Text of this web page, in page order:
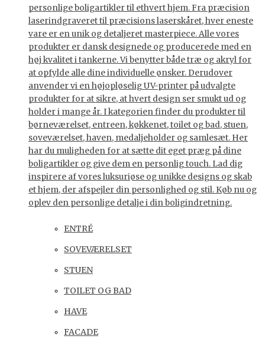
personlige boligartikler til ethvert hjem. Fra præcision
laserindgraveret til præcisions laserskåret, hver eneste
vare er en unik og detaljeret masterpiece. Alle vores
produkter er dansk designede og producerede med en
høj kvalitet i tankerne. Vi benytter både træ og akryl for
at opfylde alle dine individuelle ønsker. Derudover
anvender vi en højopløselig UV-printer på udvalgte
produkter for at sikre, at hvert design ser smukt ud og
holder i mange år. I kategorien finder du produkter til
børneværelset, entreen, køkkenet, toilet og bad, stuen,
soveværelset, haven, medaljeholder og samlesæt. Her
har du muligheden for at sætte dit eget præg på dine
boligartikler og give dem en personlig touch. Lad dig
inspirere af vores luksuriøse og unikke designs og skab
et hjem, der afspejler din personlighed og stil. Køb nu og
oplev den personlige detalje i din boligindretning.
ENTRÉ
SOVEVÆRELSET
STUEN
TOILET OG BAD
HAVE
FACADE